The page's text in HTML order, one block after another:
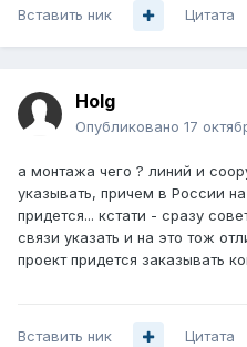
Вставить ник Цитата
Holg
Опубликовано 17
а монтажа чего ? линий и
указывать, причем в России
придется... кстати - сразу
связи указать и на это тож
проект придется заказывать
Вставить ник Цитата